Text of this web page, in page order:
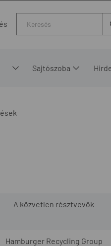
Sajtószoba
A közvetlen résztvevők
Hamburger Recycling Group